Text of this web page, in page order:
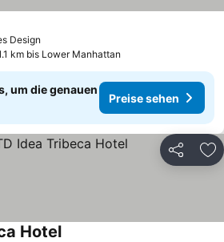
Design
km bis Lower Manhattan
um die genauen
Preise sehen
Teilen
Hotel